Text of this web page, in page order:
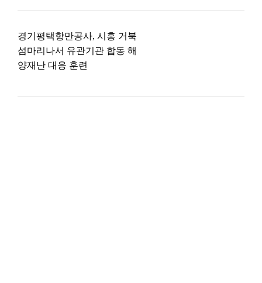
경기평택항만공사, 시흥 거북
섬마리나서 유관기관 합동 해
양재난 대응 훈련